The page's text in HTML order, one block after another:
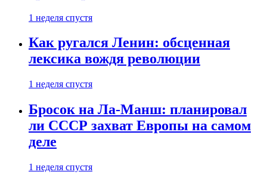
1 неделя спустя
Как ругался Ленин: обсценная
лексика вождя революции
1 неделя спустя
Бросок на Ла-Манш: планировал
ли СССР захват Европы на самом
деле
1 неделя спустя